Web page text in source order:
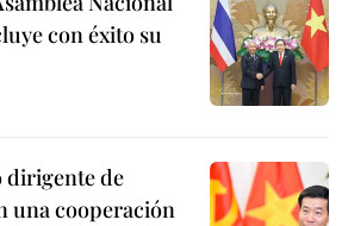
con éxito su
dirigente de
una cooperación